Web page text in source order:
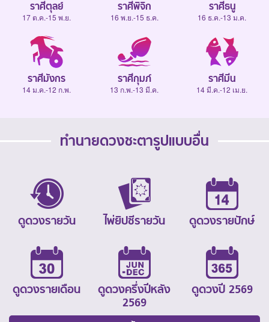
ราศีตุลย์
17 ต.ค.-15 พ.ย.
ราศีพิจิก
16 พ.ย.-15 ธ.ค.
ราศีธนู
16 ธ.ค.-13 ม.ค.
ราศีมังกร
14 ม.ค.-12 ก.พ.
ราศีกุมภ์
13 ก.พ.-13 มี.ค.
ราศีมีน
14 มี.ค.-12 เม.ย.
ทำนายดวงชะตารูปแบบอื่น
ดูดวงรายวัน ไพ่ยิปซีรายวัน ดูดวงรายปักษ์
ดูดวงรายเดือน
ดูดวงครึ่งปีหลัง
2569
ดูดวงปี 2569